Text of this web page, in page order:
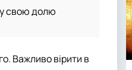
свою долю
Важливо вірити в